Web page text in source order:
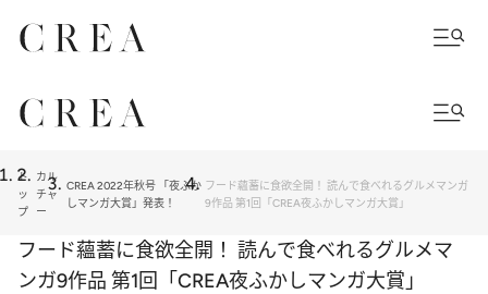
ト
ッ
プ
カル
チャ
ー
CREA 2022年秋号 「夜ふか
しマンガ大賞」発表！
フード蘊蓄に食欲全開！ 読んで食べれるグルメマンガ
9作品 第1回「CREA夜ふかしマンガ大賞」
フード蘊蓄に食欲全開！ 読んで食べれるグルメマ
ンガ9作品 第1回「CREA夜ふかしマンガ大賞」